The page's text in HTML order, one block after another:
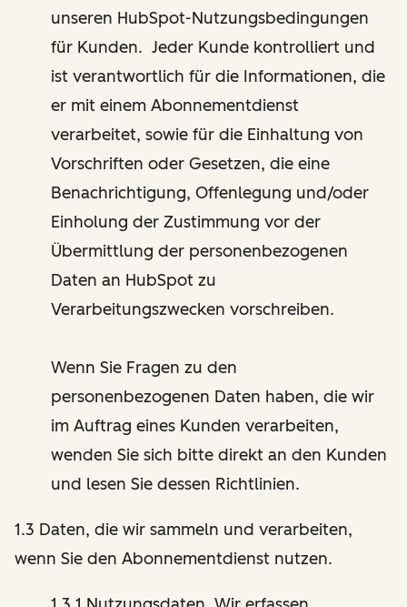
unseren HubSpot-Nutzungsbedingungen
für Kunden. Jeder Kunde kontrolliert und
ist verantwortlich für die Informationen, die
er mit einem Abonnementdienst
verarbeitet, sowie für die Einhaltung von
Vorschriften oder Gesetzen, die eine
Benachrichtigung, Offenlegung und/oder
Einholung der Zustimmung vor der
Übermittlung der personenbezogenen
Daten an HubSpot zu
Verarbeitungszwecken vorschreiben.
Wenn Sie Fragen zu den
personenbezogenen Daten haben, die wir
im Auftrag eines Kunden verarbeiten,
wenden Sie sich bitte direkt an den Kunden
und lesen Sie dessen Richtlinien.
1.3 Daten, die wir sammeln und verarbeiten,
wenn Sie den Abonnementdienst nutzen.